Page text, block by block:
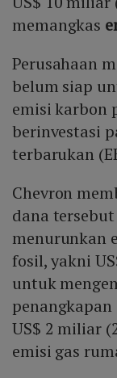
memangkas
Perusahaan
belum siap
emisi karbon
berinvestasi
terbarukan
Chevron
dana
menurunkan
fosil, yakni
untuk
US$ 2 miliar
emisi gas